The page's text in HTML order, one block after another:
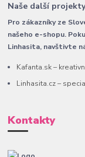
Naše další
Pro zákazníky ze
našeho e-shopu.
Linhasita, navštivte
Kafanta.sk –
Linhasita.cz –
Kontakty